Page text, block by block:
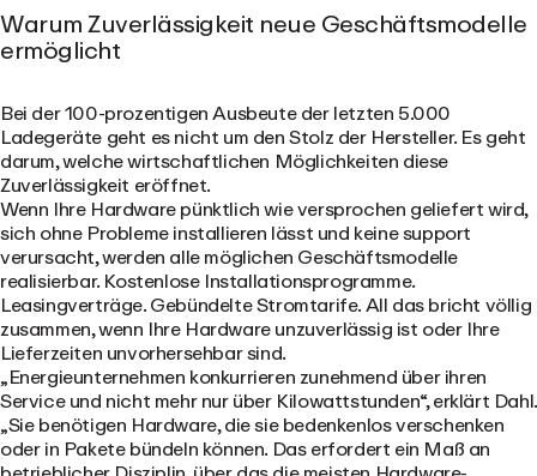
Warum Zuverlässigkeit neue Geschäftsmodelle
ermöglicht
Bei der 100-prozentigen Ausbeute der letzten 5.000
Ladegeräte geht es nicht um den Stolz der Hersteller. Es geht
darum, welche wirtschaftlichen Möglichkeiten diese
Zuverlässigkeit eröffnet.
Wenn Ihre Hardware pünktlich wie versprochen geliefert wird,
sich ohne Probleme installieren lässt und keine support
verursacht, werden alle möglichen Geschäftsmodelle
realisierbar. Kostenlose Installationsprogramme.
Leasingverträge. Gebündelte Stromtarife. All das bricht völlig
zusammen, wenn Ihre Hardware unzuverlässig ist oder Ihre
Lieferzeiten unvorhersehbar sind.
„Energieunternehmen konkurrieren zunehmend über ihren
Service und nicht mehr nur über Kilowattstunden“, erklärt Dahl.
„Sie benötigen Hardware, die sie bedenkenlos verschenken
oder in Pakete bündeln können. Das erfordert ein Maß an